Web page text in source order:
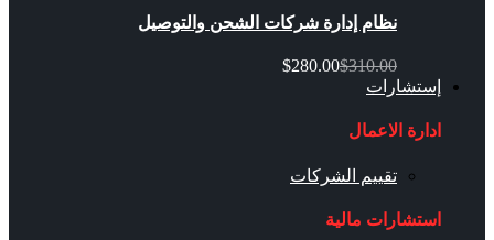
نظام إدارة شركات الشحن والتوصيل
$280.00$310.00
إستشارات
ادارة الاعمال
تقييم الشركات
استشارات مالية